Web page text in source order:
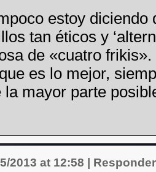
estoy diciendo
tan éticos y
de «cuatro
es lo mejor,
la mayor parte
2013 at 12:58 Responder